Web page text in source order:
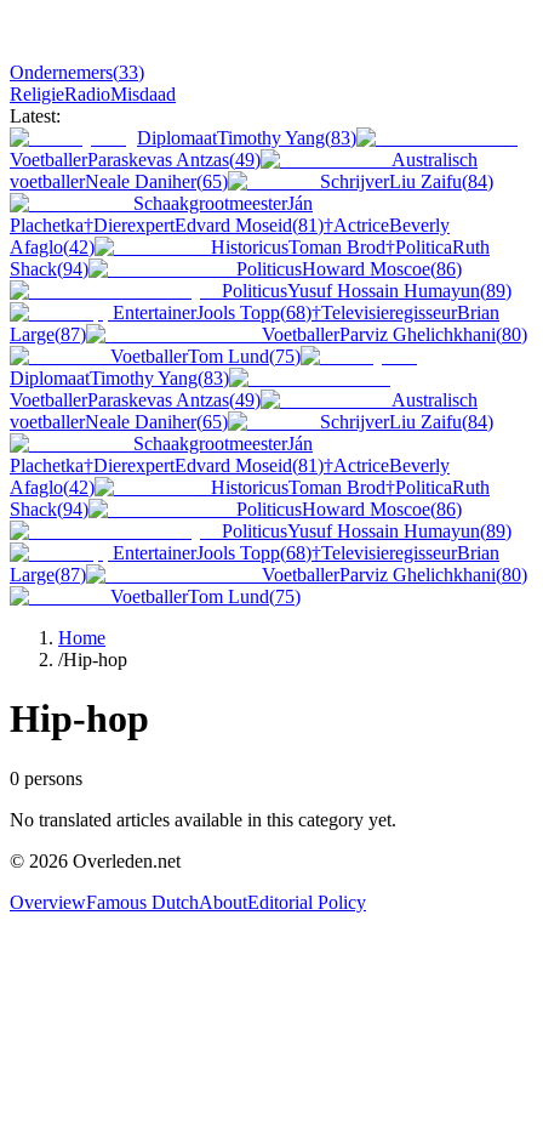
Ondernemers(33)
ReligieRadioMisdaad
Latest:
DiplomaatTimothy Yang(83)
VoetballerParaskevas Antzas(49)
Australisch
voetballerNeale Daniher(65) SchrijverLiu Zaifu(84)
SchaakgrootmeesterJán
Plachetka†DierexpertEdvard Moseid(81)†ActriceBeverly
Afaglo(42) HistoricusToman Brod†PoliticaRuth
Shack(94) PoliticusHoward Moscoe(86)
PoliticusYusuf Hossain Humayun(89)
EntertainerJools Topp(68)†TelevisieregisseurBrian
Large(87) VoetballerParviz Ghelichkhani(80)
VoetballerTom Lund(75)
DiplomaatTimothy Yang(83)
VoetballerParaskevas Antzas(49)
Australisch
voetballerNeale Daniher(65) SchrijverLiu Zaifu(84)
SchaakgrootmeesterJán
Plachetka†DierexpertEdvard Moseid(81)†ActriceBeverly
Afaglo(42) HistoricusToman Brod†PoliticaRuth
Shack(94) PoliticusHoward Moscoe(86)
PoliticusYusuf Hossain Humayun(89)
EntertainerJools Topp(68)†TelevisieregisseurBrian
Large(87) VoetballerParviz Ghelichkhani(80)
VoetballerTom Lund(75)
Home
/Hip-hop
Hip-hop
0 persons
No translated articles available in this category yet.
© 2026 Overleden.net
OverviewFamous DutchAboutEditorial Policy